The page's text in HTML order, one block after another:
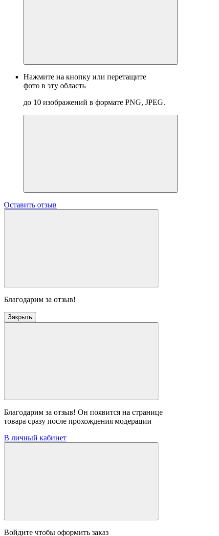
Нажмите на кнопку или перетащите
фото в эту область
до 10 изображений в формате PNG, JPEG.
Оставить отзыв
Благодарим за отзыв!
Закрыть
Благодарим за отзыв! Он появится на странице
товара сразу после прохождения модерации
В личный кабинет
Войдите чтобы оформить заказ